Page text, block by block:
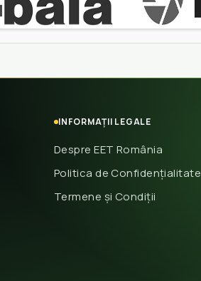
INFORMAȚII LEGALE
Despre EET România
Politica de Confidențialitate
Termene și Condiții